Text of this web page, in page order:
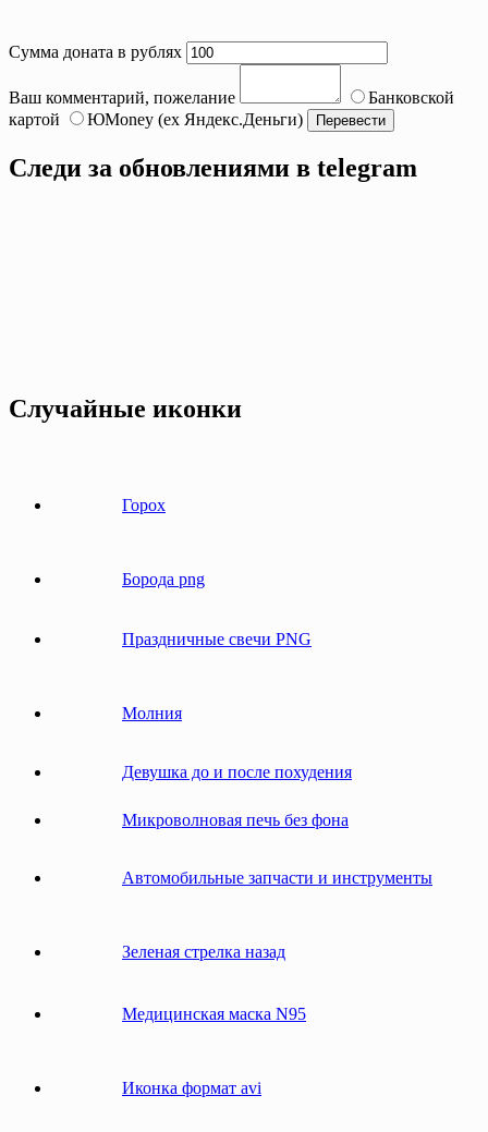
Сумма доната в рублях
Ваш комментарий, пожелание
Банковской
картой
ЮMoney (ex Яндекс.Деньги)
Следи за обновлениями в telegram
Случайные иконки
Горох
Борода png
Праздничные свечи PNG
Молния
Девушка до и после похудения
Микроволновая печь без фона
Автомобильные запчасти и инструменты
Зеленая стрелка назад
Медицинская маска N95
Иконка формат avi